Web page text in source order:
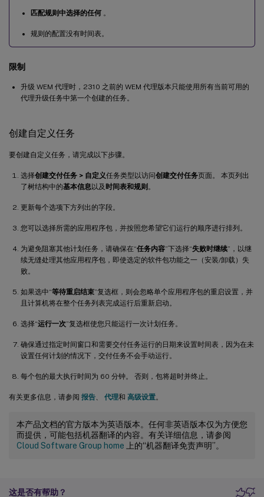
匹配规则中选择的任何 。
规则的配置没有时间表。
限制
升级 WEM 代理时，2310 之前的 WEM 代理版本只能使用所有当前可用的
代理升级任务中第一个创建的任务。
创建自定义任务
要创建自定义任务，请完成以下步骤。
选择创建交付任务 > 自定义任务类型以访问创建交付任务页面。 本页列出
了树结构中的基本信息以及 时间表和规则 。
更新每个选项下方列出的字段。
您可以选择所需的应用程序包，并按照您希望它们运行的顺序进行排列。
为避免阻塞其他计划任务，请确保在“任务内容”下选择“失败时继续”，以继
续无缝处理其他应用程序包，即使选定的软件包功能之一（安装/卸载）失
败。
如果选中“等待重启结束”复选框，则会忽略单个应用程序包的重启设置，并
且计算机将在整个任务列表完成运行后重新启动。
选择“运行一次”复选框使您只能运行一次计划任务。
确保通过指定时间窗口和需要交付任务运行的日期来设置时间表，因为在未
设置任何计划的情况下，交付任务不会手动运行。
每个包的最大执行时间为 60 分钟。 否则，包将超时并终止。
有关更多信息，请参阅 报告 代理和 高级设置。
本产品文档的官方版本为英语版本。任何非英语版本仅为方便您
而提供，可能包括机器翻译的内容。有关详细信息，请参阅
Cloud Software Group home 上的“机器翻译免责声明”。
这是否有帮助？